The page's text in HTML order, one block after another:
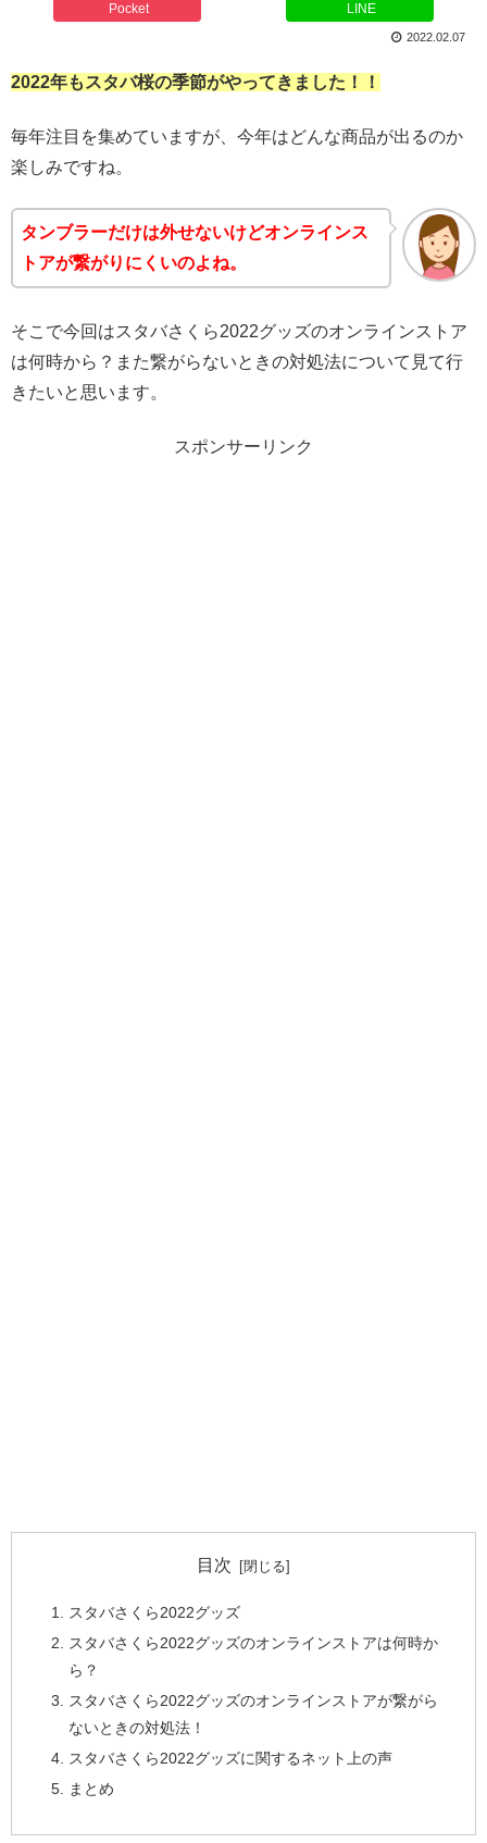
Pocket LINE
2022.02.07
2022年もスタバ桜の季節がやってきました！！
毎年注目を集めていますが、今年はどんな商品が出るのか
楽しみですね。
タンブラーだけは外せないけどオンラインス
トアが繋がりにくいのよね。
そこで今回はスタバさくら2022グッズのオンラインストア
は何時から？また繋がらないときの対処法について見て行
きたいと思います。
スポンサーリンク
目次
スタバさくら2022グッズ
スタバさくら2022グッズのオンラインストアは何時か
ら？
スタバさくら2022グッズのオンラインストアが繋がら
ないときの対処法！
スタバさくら2022グッズに関するネット上の声
まとめ